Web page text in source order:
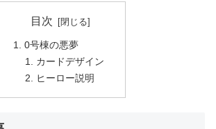
目次
0号棟の悪夢
カードデザイン
ヒーロー説明